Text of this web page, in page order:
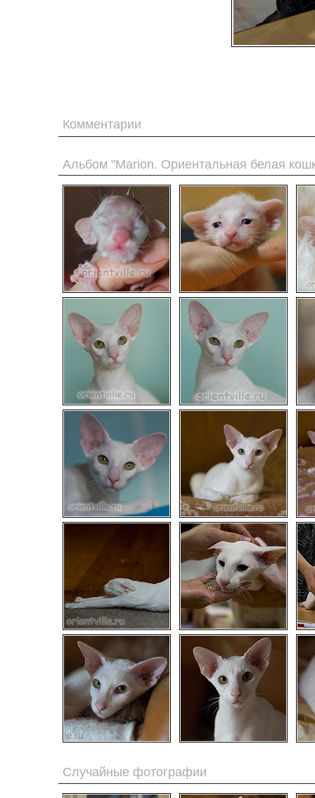
Комментарии
Альбом "Marion. Ориентальная белая
Случайные фотографии